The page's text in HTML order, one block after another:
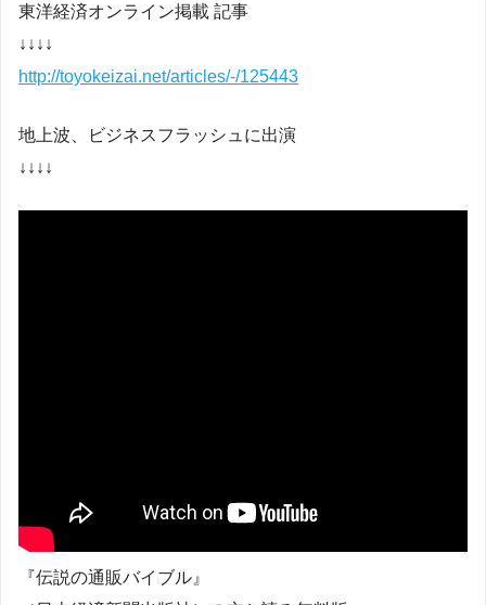
東洋経済オンライン掲載 記事
↓↓↓↓
http://toyokeizai.net/articles/-/125443
地上波、ビジネスフラッシュに出演
↓↓↓↓
『伝説の通販バイブル』